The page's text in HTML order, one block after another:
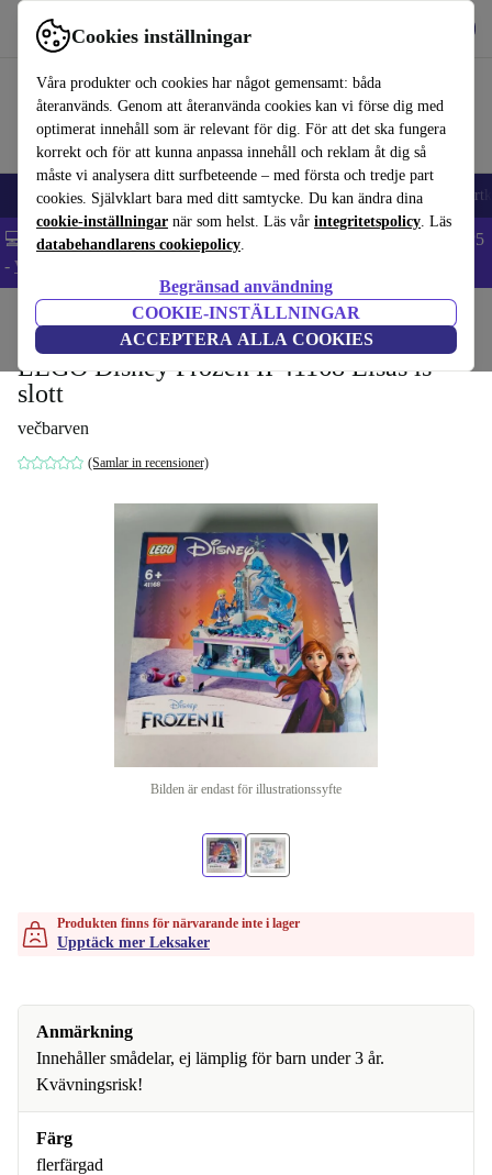
Cookies inställningar
Våra produkter och cookies har något gemensamt: båda
återanvänds. Genom att återanvända cookies kan vi förse dig med
optimerat innehåll som är relevant för dig. För att det ska fungera
korrekt och för att kunna anpassa innehåll och reklam åt dig så
måste vi analysera ditt surfbeteende – med första och tredje part
cookies. Självklart bara med ditt samtycke. Du kan ändra dina
cookie-inställningar när som helst. Läs vår integritetspolicy. Läs
databehandlarens cookiepolicy.
Begränsad användning
COOKIE-INSTÄLLNINGAR
ACCEPTERA ALLA COOKIES
Använd refurbed snabbt och enkelt
🎒 Back to school Mobiltelefoner Bärbara datorer Surfplattor
💻 Extra 5% rabatt på alla MacBooks och laptops - Code: LAPTOP5
- Villkor
Leksaker
LEGO Disney Frozen II 41168 Elsas is-
slott
večbarven
(Samlar in recensioner)
Bilden är endast för illustrationssyfte
Produkten finns för närvarande inte i lager
Upptäck mer Leksaker
Anmärkning
Innehåller smådelar, ej lämplig för barn under 3 år.
Kvävningsrisk!
Färg
flerfärgad